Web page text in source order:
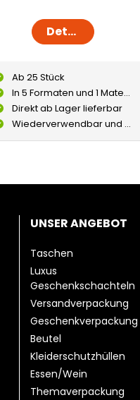
Details
Ab 25 Stück
In 5 Formaten und 1 Materialfarbe
Direkt ab Lager lieferbar
Wiederverwendbar und 100% recycelbar
UNSER ANGEBOT
Taschen
Luxus
Geschenkschachteln
Versandverpackung
Geschenkverpackung
Beutel
Kleiderschutzhüllen
Essen/Wein
Themaverpackung